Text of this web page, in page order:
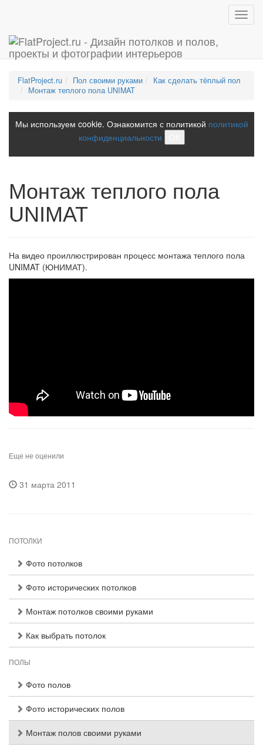
FlatProject.ru Пол своими руками
Как сделать тёплый пол
Монтаж теплого пола UNIMAT
Мы используем cookie. Ознакомится с политикой политикой
конфиденциальности
Монтаж теплого пола
UNIMAT
На видео проиллюстрирован процесс монтажа теплого пола
UNIMAT (ЮНИМАТ).
Еще не оценили
31 марта 2011
ПОТОЛКИ
Фото потолков
Фото исторических потолков
Монтаж потолков своими руками
Как выбрать потолок
ПОЛЫ
Фото полов
Фото исторических полов
Монтаж полов своими руками